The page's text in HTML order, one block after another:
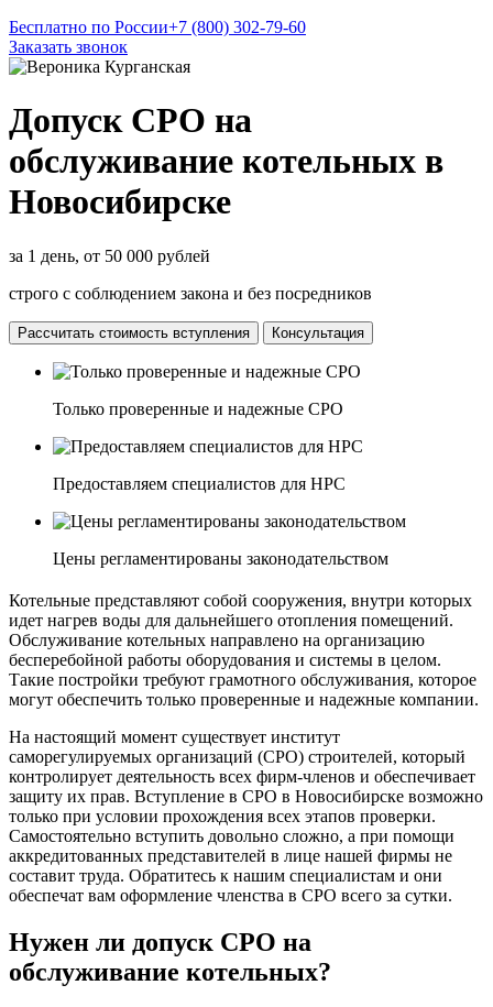
Бесплатно по России+7 (800) 302-79-60
Заказать звонок
Допуск СРО на
обслуживание котельных в
Новосибирске
за 1 день, от 50 000 рублей
строго с соблюдением закона и без посредников
Рассчитать стоимость вступления Консультация
Только проверенные и надежные СРО
Предоставляем специалистов для НРС
Цены регламентированы законодательством
Котельные представляют собой сооружения, внутри которых
идет нагрев воды для дальнейшего отопления помещений.
Обслуживание котельных направлено на организацию
бесперебойной работы оборудования и системы в целом.
Такие постройки требуют грамотного обслуживания, которое
могут обеспечить только проверенные и надежные компании.
На настоящий момент существует институт
саморегулируемых организаций (СРО) строителей, который
контролирует деятельность всех фирм-членов и обеспечивает
защиту их прав. Вступление в СРО в Новосибирске возможно
только при условии прохождения всех этапов проверки.
Самостоятельно вступить довольно сложно, а при помощи
аккредитованных представителей в лице нашей фирмы не
составит труда. Обратитесь к нашим специалистам и они
обеспечат вам оформление членства в СРО всего за сутки.
Нужен ли допуск СРО на
обслуживание котельных?